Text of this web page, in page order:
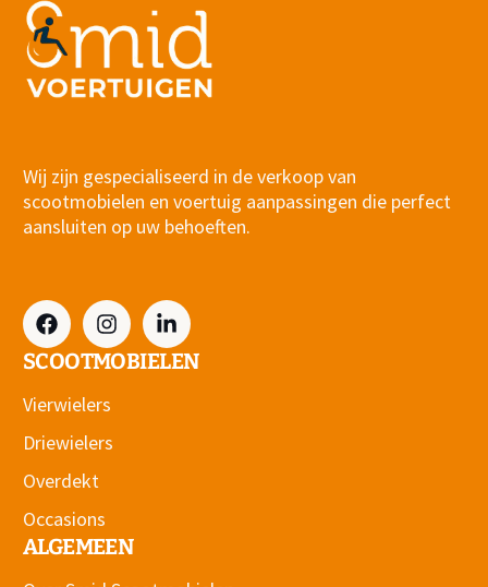
Wij zijn gespecialiseerd in de verkoop van
scootmobielen en voertuig aanpassingen die perfect
aansluiten op uw behoeften.
SCOOTMOBIELEN
Vierwielers
Driewielers
Overdekt
Occasions
ALGEMEEN